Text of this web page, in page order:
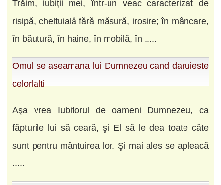
Trăim, iubiţii mei, într-un veac caracterizat de
risipă, cheltuială fără măsură, irosire; în mâncare,
în băutură, în haine, în mobilă, în .....
Omul se aseamana lui Dumnezeu cand daruieste
celorlalti
Aşa vrea Iubitorul de oameni Dumnezeu, ca
făpturile lui să ceară, şi El să le dea toate câte
sunt pentru mântuirea lor. Şi mai ales se apleacă
.....